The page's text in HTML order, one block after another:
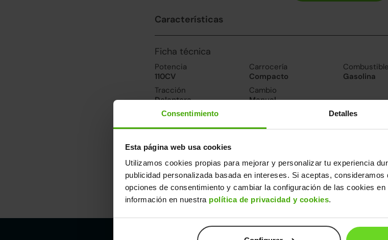
Consentimiento Detalles
Esta página web usa cookies
Utilizamos cookies propias para mejorar y personalizar tu experiencia
publicidad personalizada basada en intereses. Si aceptas,
opciones de consentimiento y cambiar la configuración de las cookies
información en nuestra política de privacidad y cookies.
Características
Ficha técnica
Potencia
110CV
Carrocería
Compacto
Combustible
Gasolina
Tracción
Delantera
Cambio
Manual
Prestaciones, consumo y emisiones
Velocidad máxima
Dimensiones y otros datos
Largo
Ancho
Alto